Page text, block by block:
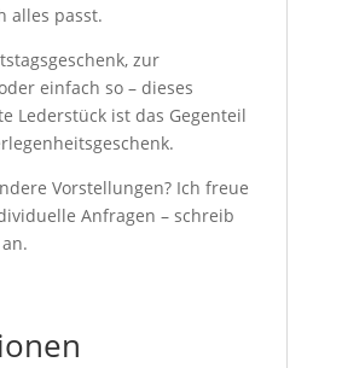
alles passt.
zur
einfach so – dieses
Lederstück ist das Gegenteil
Vorstellungen? Ich freue
Anfragen – schreib